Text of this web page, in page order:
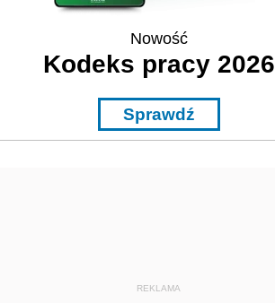
Nowość
Kodeks pracy 2026
Sprawdź
REKLAMA